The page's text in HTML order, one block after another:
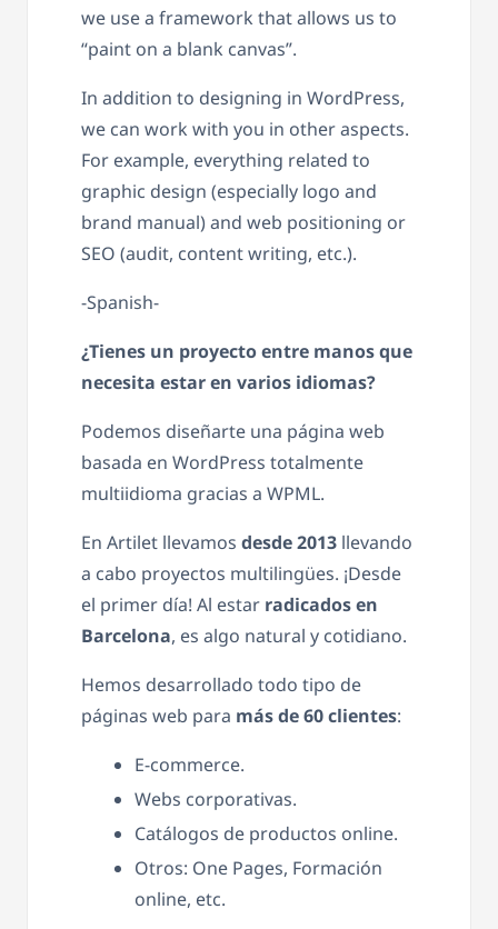
we use a framework that allows us to
“paint on a blank canvas”.
In addition to designing in WordPress,
we can work with you in other aspects.
For example, everything related to
graphic design (especially logo and
brand manual) and web positioning or
SEO (audit, content writing, etc.).
-Spanish-
¿Tienes un proyecto entre manos que
necesita estar en varios idiomas?
Podemos diseñarte una página web
basada en WordPress totalmente
multiidioma gracias a WPML.
En Artilet llevamos desde 2013 llevando
a cabo proyectos multilingües. ¡Desde
el primer día! Al estar radicados en
Barcelona, es algo natural y cotidiano.
Hemos desarrollado todo tipo de
páginas web para más de 60 clientes:
E-commerce.
Webs corporativas.
Catálogos de productos online.
Otros: One Pages, Formación
online, etc.